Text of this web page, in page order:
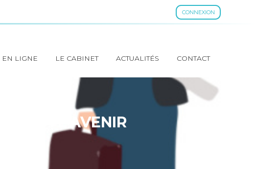
CONNEXION
EN LIGNE LE CABINET ACTUALITÉS CONTACT
À L’AVENIR